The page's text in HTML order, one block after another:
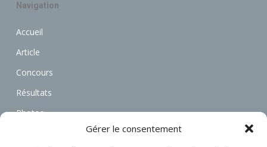
Gérer le consentement
Navigation
Accueil
Article
Concours
Résultats
Photos